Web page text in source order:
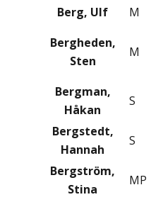
Berg, Ulf
M
Bergheden,
Sten
M
Bergman,
Håkan
S
Bergstedt,
Hannah
S
Bergström,
Stina
MP